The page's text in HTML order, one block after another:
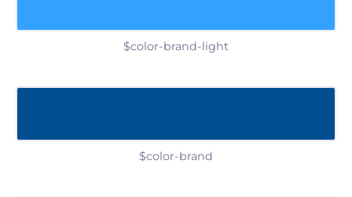
$color-brand-light
$color-brand